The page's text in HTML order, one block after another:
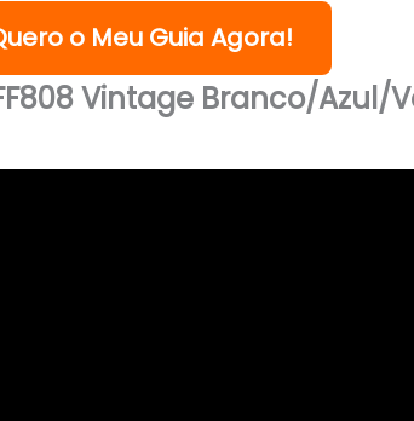
o Meu Guia Agora!
Vintage Branco/Azul/